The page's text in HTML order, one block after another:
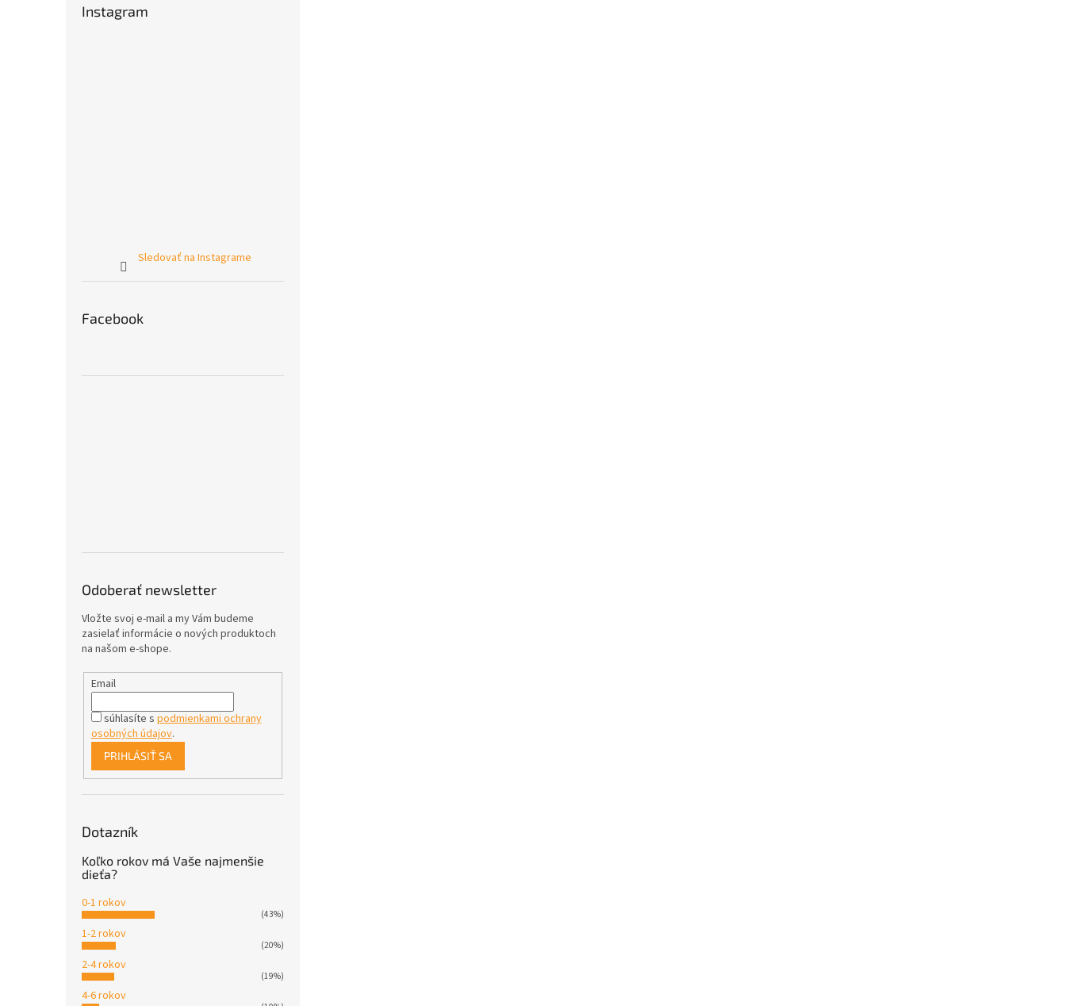
Instagram
Sledovať na Instagrame
Facebook
Odoberať newsletter
Vložte svoj e-mail a my Vám budeme
zasielať informácie o nových produktoch
na našom e-shope.
Email
súhlasíte s podmienkami ochrany
osobných údajov.
PRIHLÁSIŤ SA
Dotazník
Koľko rokov má Vaše najmenšie
dieťa?
0-1 rokov
(43%)
1-2 rokov
(20%)
2-4 rokov
(19%)
4-6 rokov